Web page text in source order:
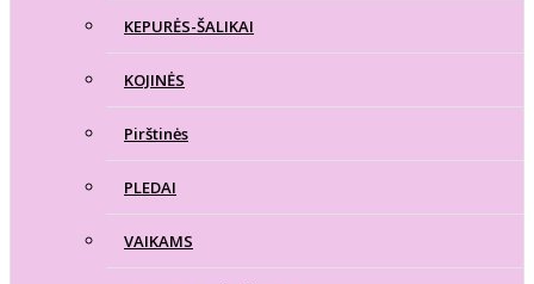
KEPURĖS-ŠALIKAI
KOJINĖS
Pirštinės
PLEDAI
VAIKAMS